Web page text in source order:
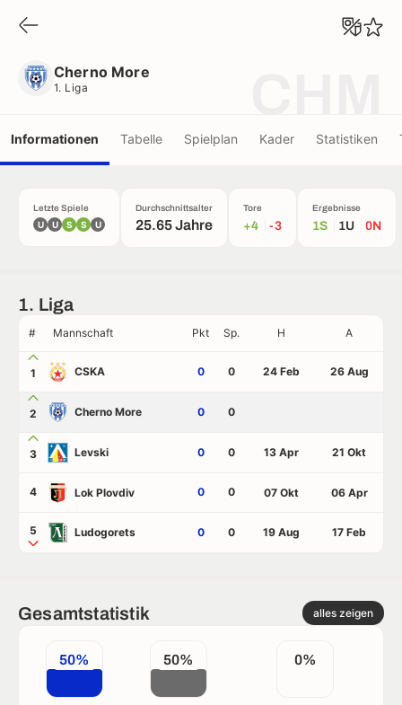
Cherno More
1. Liga
Informationen Tabelle Spielplan Kader Statistiken
Letzte Spiele
U U S S U
Durchschnittsalter
25.65 Jahre
Tore
+4 -3
Ergebnisse
1S 1U 0N
1. Liga
# Mannschaft Pkt Sp. H A
1 CSKA 0 0 24 Feb 26 Aug
2 Cherno More 0 0
3 Levski 0 0 13 Apr 21 Okt
4 Lok Plovdiv 0 0 07 Okt 06 Apr
5 Ludogorets 0 0 19 Aug 17 Feb
Gesamtstatistik alles zeigen
50% 50% 0%